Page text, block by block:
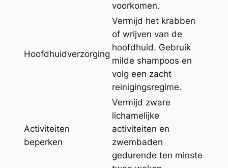
voorkomen.
Hoofdhuidverzorging
Vermijd het krabben
of wrijven van de
hoofdhuid. Gebruik
milde shampoos en
volg een zacht
reinigingsregime.
Activiteiten
beperken
Vermijd zware
lichamelijke
activiteiten en
zwembaden
gedurende ten minste